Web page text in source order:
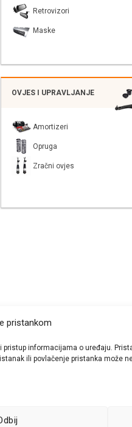
pristankom
informacijama o uređaju.
ili povlačenje pristanka može
Retrovizori
Maske
OVJES I UPRAVLJANJE
Amortizeri
Opruga
Zračni ovjes
i priznatih
vozila.